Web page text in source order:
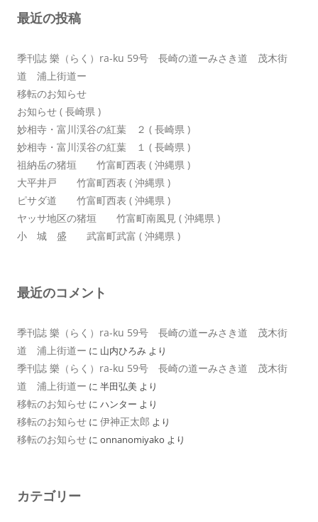
ョ
最近の投稿
季刊誌 樂（らく）ra-ku 59号 長崎の道ーみさき道 茂木街
道 浦上街道ー
移転のお知らせ
お知らせ ( 長崎県 )
妙相寺・富川渓谷の紅葉 ２ ( 長崎県 )
妙相寺・富川渓谷の紅葉 １ ( 長崎県 )
祖納岳の猪垣 竹富町西表 ( 沖縄県 )
大平井戸 竹富町西表 ( 沖縄県 )
ピサダ道 竹富町西表 ( 沖縄県 )
ヤッサ地区の猪垣 竹富町南風見 ( 沖縄県 )
小 城 盛 武富町武富 ( 沖縄県 )
最近のコメント
季刊誌 樂（らく）ra-ku 59号 長崎の道ーみさき道 茂木街
道 浦上街道ー に 山内ひろみ より
季刊誌 樂（らく）ra-ku 59号 長崎の道ーみさき道 茂木街
道 浦上街道ー に 半田弘美 より
移転のお知らせ に ハンター より
移転のお知らせ に 伊神正太郎 より
移転のお知らせ に onnanomiyako より
カテゴリー